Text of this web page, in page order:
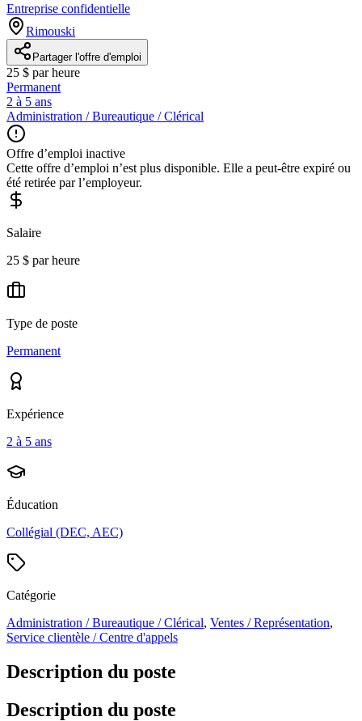
Entreprise confidentielle
Rimouski
Partager l'offre d'emploi
25 $ par heure
Permanent
2 à 5 ans
Administration / Bureautique / Clérical
Offre d’emploi inactive
Cette offre d’emploi n’est plus disponible. Elle a peut-être expiré ou
été retirée par l’employeur.
Salaire
25 $ par heure
Type de poste
Permanent
Expérience
2 à 5 ans
Éducation
Collégial (DEC, AEC)
Catégorie
Administration / Bureautique / Clérical, Ventes / Représentation,
Service clientèle / Centre d'appels
Description du poste
Description du poste